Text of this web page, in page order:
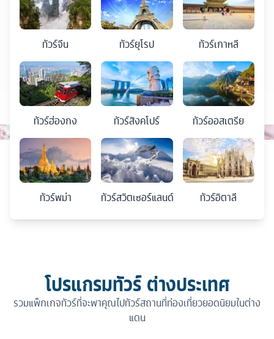
ทัวร์จีน ทัวร์ยุโรป ทัวร์เกาหลี
ทัวร์ฮ่องกง ทัวร์สิงคโปร์ ทัวร์ออสเตรีย
ทัวร์พม่า ทัวร์สวิตเซอร์แลนด์ ทัวร์อิตาลี
โปรแกรมทัวร์ ต่างประเทศ
รวมแพ็กเกจทัวร์ที่จะพาคุณไปทัวร์สถานที่ท่องเที่ยวยอดนิยมในต่าง
แดน